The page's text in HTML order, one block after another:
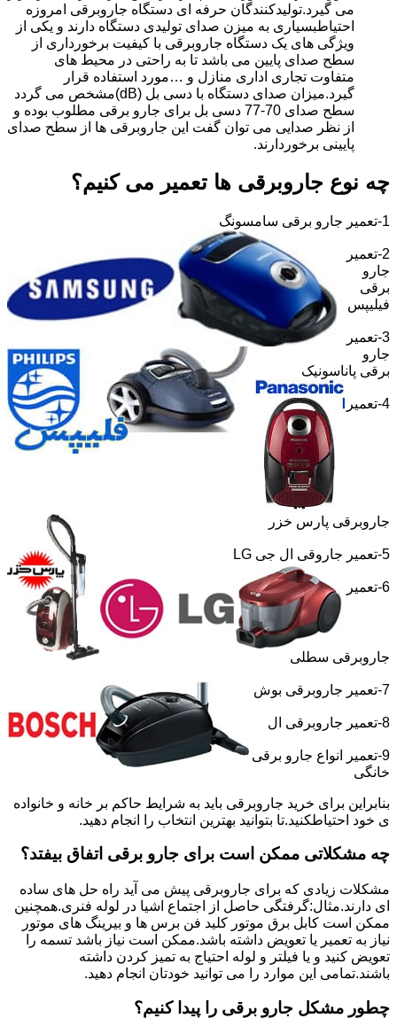
می گیرد.تولیدکنندگان حرفه ای دستگاه جاروبرقی امروزه
احتیاطبسیاری به میزن صدای تولیدی دستگاه دارند و یکی از
ویژگی های یک دستگاه جاروبرقی با کیفیت برخورداری از
سطح صدای پایین می باشد تا به راحتی در محیط های
متفاوت تجاری اداری منازل و …مورد استفاده قرار
گیرد.میزان صدای دستگاه با دسی بل (dB)مشخص می گردد
سطح صدای 70-77 دسی بل برای جارو برقی مطلوب بوده و
از نظر صدایی می توان گفت این جاروبرقی ها از سطح صدای
پایینی برخوردارند.
چه نوع جاروبرقی ها تعمیر می کنیم؟
1-تعمیر جارو برقی سامسونگ
2-تعمیر
جارو
برقی
فیلیپس
3-تعمیر
جارو
برقی پاناسونیک
4-تعمیر
جاروبرقی پارس خزر
5-تعمیر جاروقی ال جی LG
6-تعمیر
جاروبرقی سطلی
7-تعمیر جاروبرقی بوش
8-تعمیر جاروبرقی ال
9-تعمیر انواع جارو برقی
خانگی
بنابراین برای خرید جاروبرقی باید به شرایط حاکم بر خانه و خانواده
ی خود احتیاطکنید.تا بتوانید بهترین انتخاب را انجام دهید.
چه مشکلاتی ممکن است برای جارو برقی اتفاق بیفتد؟
مشکلات زیادی که برای جاروبرقی پیش می آید راه حل های ساده
ای دارند.مثال:گرفتگی حاصل از اجتماع اشیا در لوله فنری.همچنین
ممکن است کابل برق موتور کلید فن برس ها و بیرینگ های موتور
نیاز به تعمیر یا تعویض داشته باشد.ممکن است نیاز باشد تسمه را
تعویض کنید و یا فیلتر و لوله احتیاج به تمیز کردن داشته
باشند.تمامی این موارد را می توانید خودتان انجام دهید.
چطور مشکل جارو برقی را پیدا کنیم؟